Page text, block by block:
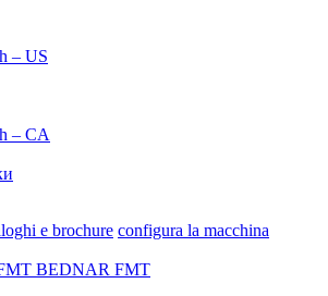
– US
– CA
e brochure configura la macchina
BEDNAR FMT